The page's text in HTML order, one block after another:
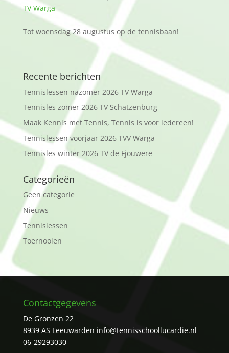
TV Warga
Tot woensdag 28 augustus op de tennisbaan!
Recente berichten
Tennislessen nazomer 2026 TV Warga
Tennisles zomer 2026 TV Schatzenburg
Maak Kennis met Tennis, Tennis is voor iedereen!
Tennislessen voorjaar 2026 TVV Warga
Tennisles winter 2026 TV de Fjouwere
Categorieën
Geen categorie
Nieuws
Tennislessen
Toernooien
Contactgegevens
De Gronzen 22
8939 AS Leeuwarden info@tennisschoollucardie.nl
06-29293030